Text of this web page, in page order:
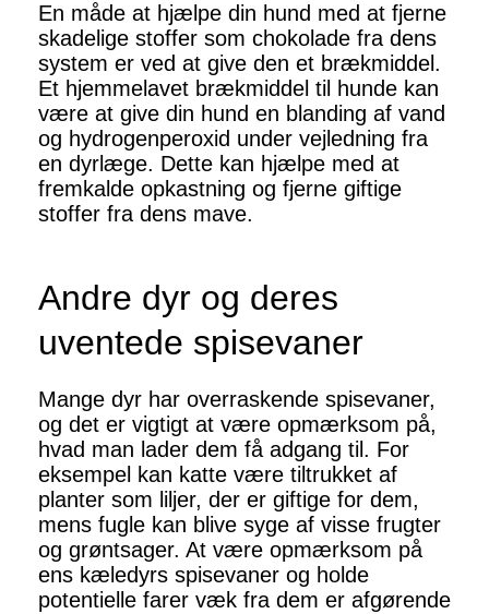
En måde at hjælpe din hund med at fjerne
skadelige stoffer som chokolade fra dens
system er ved at give den et brækmiddel.
Et hjemmelavet brækmiddel til hunde kan
være at give din hund en blanding af vand
og hydrogenperoxid under vejledning fra
en dyrlæge. Dette kan hjælpe med at
fremkalde opkastning og fjerne giftige
stoffer fra dens mave.
Andre dyr og deres
uventede spisevaner
Mange dyr har overraskende spisevaner,
og det er vigtigt at være opmærksom på,
hvad man lader dem få adgang til. For
eksempel kan katte være tiltrukket af
planter som liljer, der er giftige for dem,
mens fugle kan blive syge af visse frugter
og grøntsager. At være opmærksom på
ens kæledyrs spisevaner og holde
potentielle farer væk fra dem er afgørende